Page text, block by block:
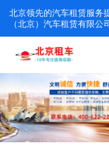
北京领先的汽车租赁服
（北京）汽车租赁有限公